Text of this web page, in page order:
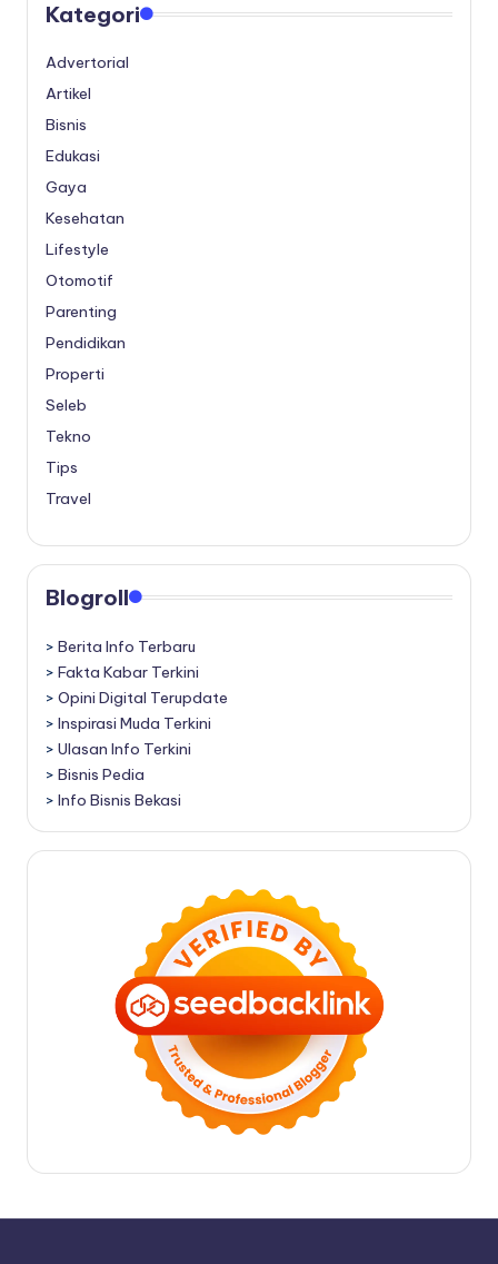
Kategori
Advertorial
Artikel
Bisnis
Edukasi
Gaya
Kesehatan
Lifestyle
Otomotif
Parenting
Pendidikan
Properti
Seleb
Tekno
Tips
Travel
Blogroll
> Berita Info Terbaru
> Fakta Kabar Terkini
> Opini Digital Terupdate
> Inspirasi Muda Terkini
> Ulasan Info Terkini
> Bisnis Pedia
> Info Bisnis Bekasi